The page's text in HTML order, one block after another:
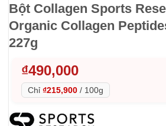
Bột Collagen Sports
Organic Collagen
227g
₫490,000
Chỉ ₫215,900 / 100g